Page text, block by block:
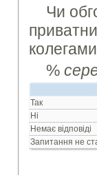
Чи
%
Так
Ні
Немає відповіді
Запитання не